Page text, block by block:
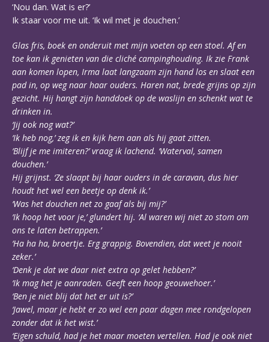
‘Nou dan. Wat is er?’
Ik staar voor me uit. ‘Ik wil met je douchen.’
Glas fris, boek en onderuit met mijn voeten op een stoel. Af en
toe kan ik genieten van die cliché campinghouding. Ik zie Frank
aan komen lopen, Irma laat langzaam zijn hand los en slaat een
pad in, op weg naar haar ouders. Haren nat, brede grijns op zijn
gezicht. Hij hangt zijn handdoek op de waslijn en schenkt wat te
drinken in.
‘Jij ook nog wat?’
‘Ik heb nog,’ zeg ik en kijk hem aan als hij gaat zitten.
‘Blijf je me imiteren?’ vraag ik lachend. ‘Waterval, samen
douchen.’
Hij grijnst. ‘Ze slaapt bij haar ouders in de caravan, dus hier
houdt het wel een beetje op denk ik.’
‘Was het douchen net zo gaaf als bij mij?’
‘Ik hoop het voor je,’ glundert hij. ‘Al waren wij niet zo stom om
ons te laten betrappen.’
‘Ha ha ha, broertje. Erg grappig. Bovendien, dat weet je nooit
zeker.’
‘Denk je dat we daar niet extra op gelet hebben?’
‘Ik mag het je aanraden. Geeft een hoop geouwehoer.’
‘Ben je niet blij dat het er uit is?’
‘Jawel, maar je hebt er zo wel een paar dagen mee rondgelopen
zonder dat ik het wist.’
‘Eigen schuld, had je het maar moeten vertellen. Had je ook niet